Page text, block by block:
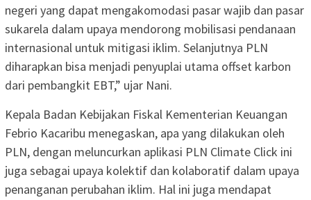
negeri yang dapat mengakomodasi pasar wajib dan pasar
sukarela dalam upaya mendorong mobilisasi pendanaan
internasional untuk mitigasi iklim. Selanjutnya PLN
diharapkan bisa menjadi penyuplai utama offset karbon
dari pembangkit EBT,” ujar Nani.
Kepala Badan Kebijakan Fiskal Kementerian Keuangan
Febrio Kacaribu menegaskan, apa yang dilakukan oleh
PLN, dengan meluncurkan aplikasi PLN Climate Click ini
juga sebagai upaya kolektif dan kolaboratif dalam upaya
penanganan perubahan iklim. Hal ini juga mendapat